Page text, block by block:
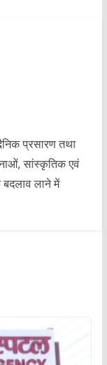
प्रसारण तथा
सांस्कृतिक एवं
बदलाव लाने में